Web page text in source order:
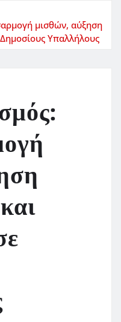
μισθών, αύξηση
Υπαλλήλους